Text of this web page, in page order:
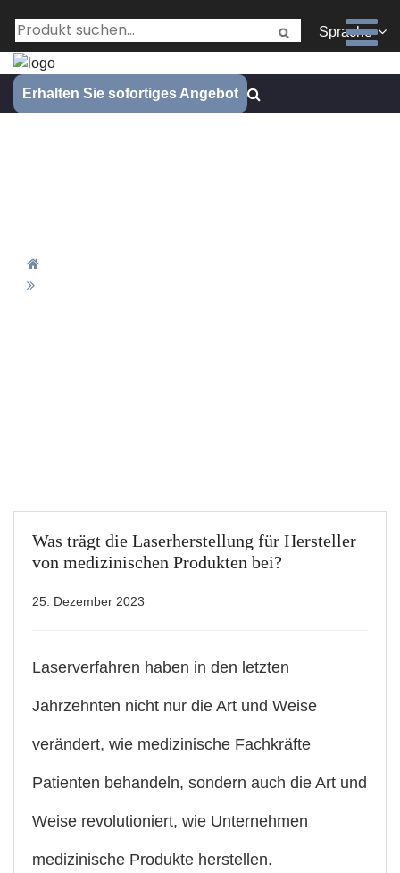
Sprache
Erhalten Sie sofortiges Angebot
Was trägt die Laserherstellung für Hersteller
von medizinischen Produkten bei?
25. Dezember 2023
Laserverfahren haben in den letzten
Jahrzehnten nicht nur die Art und Weise
verändert, wie medizinische Fachkräfte
Patienten behandeln, sondern auch die Art und
Weise revolutioniert, wie Unternehmen
medizinische Produkte herstellen.